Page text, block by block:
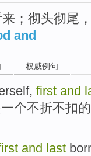
；彻头彻尾
and
权威例句
, first and
一个不折不扣的
and last